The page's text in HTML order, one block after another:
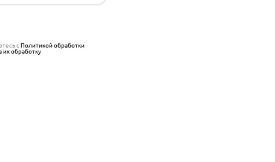
сПолитикой обработки
их обработку